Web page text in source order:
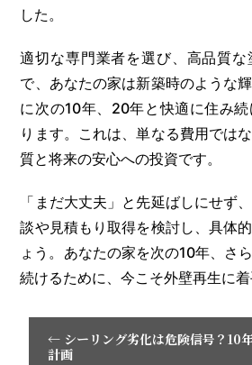
した。
適切な専門業者を選び、高品質な
で、あなたの家は新築時のような
に次の10年、20年と快適に住み
ります。これは、単なる費用では
質と将来の安心への投資です。
「まだ大丈夫」と先延ばしにせず
談や見積もり取得を検討し、具体
ょう。あなたの家を次の10年、さ
続けるために、今こそ外壁再生に着
← シーリング劣化は危険信号？10
計画